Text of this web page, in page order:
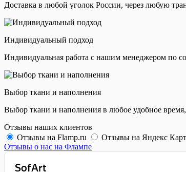
Доставка в любой уголок России, через любую
Индивидуальный подход
Индивидуальная работа с нашим менеджером по
Выбор ткани и наполнения
Выбор ткани и наполнения в любое удобное
Отзывы наших клиентов
Отзывы на Flamp.ru
Отзывы на Яндекс
Отзывы о нас на Флампе